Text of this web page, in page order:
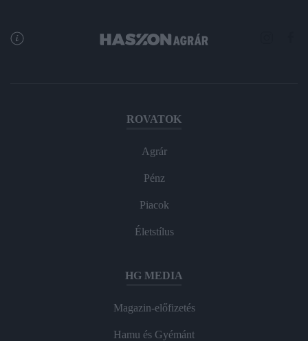
ROVATOK
Agrár
Pénz
Piacok
Életstílus
HG MEDIA
Magazin-előfizetés
Hamu és Gyémánt